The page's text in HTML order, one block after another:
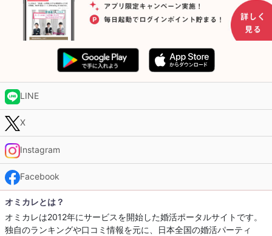
LINE
X
Instagram
Facebook
オミカレとは？
オミカレは2012年にサービスを開始した婚活ポータルサイトです。
独自のランキングや口コミ情報を元に、日本全国の婚活パーティ